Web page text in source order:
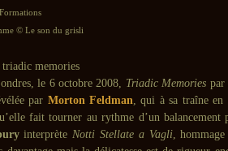
© Le son du grisli
le 6 octobre 2008, Triadic Memories par
par Morton Feldman, qui à sa traîne en
fait tourner au rythme d’un
interprèteNotti Stellate a Vagli, hommage